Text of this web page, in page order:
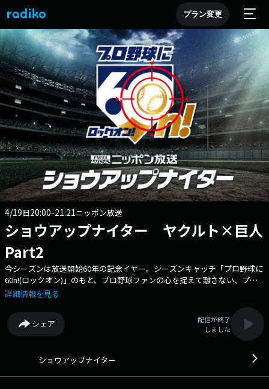
プラン変更
4/19日20:00-21:21ニッポン放送
ショウアップナイター ヤクルト×巨人
Part2
今シーズンは放送開始60年の記念イヤー。シーズンキャッチ「プロ野球に
60n!(ロックオン)」のもと、プロ野球ファンの心を捉えて離さない、プロ
野球情報や企画満載でお送りします。 ヤクルト×巨人 6回戦 ～神
スタジオ担当 清水久嗣 ※試合終了まで中継します ※中止の場合は
「ナイタースペシャル」をお送りしますメールアドレス：
89@1242.com 番組ホームページはこちら twitterハッシュタグは
詳細情報を見る
シェア
配信が終了
しました
ショウアップナイター